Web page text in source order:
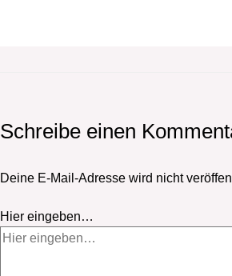
Schreibe einen
Deine E-Mail-Adresse wird nicht
Hier eingeben…